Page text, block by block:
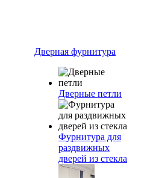
Дверная фурнитура
Дверные петли
Фурнитура для
раздвижных
дверей из стекла